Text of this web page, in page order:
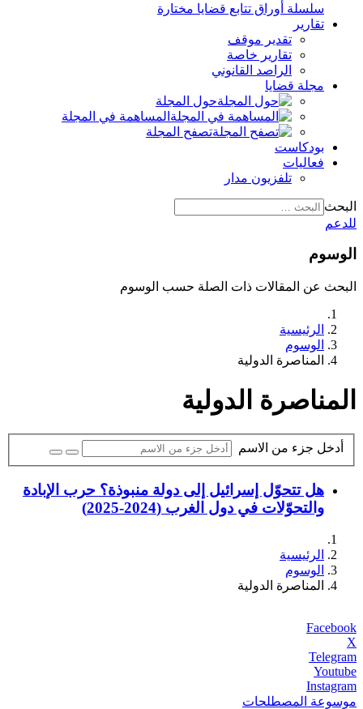
سلسلة أوراق تتابع قضايا مختارة
تقارير
تقدير موقف
تقارير خاصة
الراصد القانوني
مجلة قضايا
حول المجلة
المساهمة في المجلة
تصفح المجلة
بودكاست
فعاليات
تلفزيون مدار
البحث
للدعم
الوسوم
البحث عن المقالات ذات الصلة حسب الوسوم
الرئيسية
الوسوم
المناصرة الدولية
المناصرة الدولية
أدخل جزء من الاسم
هل تتحوّل إسرائيل إلى دولة منبوذة؟ حرب الإبادة
والتحوّلات في دول الغرب (2024-2025)
الرئيسية
الوسوم
المناصرة الدولية
Facebook
X
Telegram
Youtube
Instagram
موسوعة المصطلحات